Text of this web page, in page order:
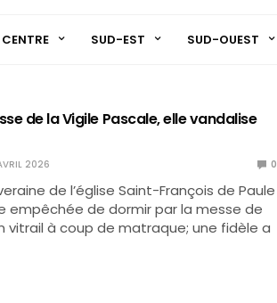
CENTRE SUD-EST SUD-OUEST
de la Vigile Pascale, elle vandalise
2026 0
de l’église Saint-François de Paule
empêchée de dormir par la messe de
vitrail à coup de matraque; une fidèle a